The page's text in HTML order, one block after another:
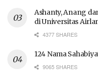
Ashanty, Anang
di Universitas
4377 SHARES
124 Nama
9065 SHARES